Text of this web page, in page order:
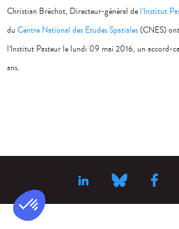
Christian Bréchot, Directeur-général del’Institut
du Centre National des Etudes Spatiales(CNES)
l’Institut Pasteur le lundi 09 mai 2016, un accord-
ans.